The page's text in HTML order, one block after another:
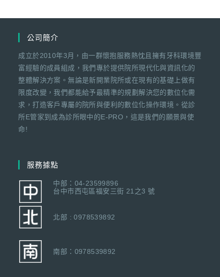
公司簡介
成立於2010年3月，由一群懷抱服務熱忱且擁有牙科環境豐
富經驗的成員組成，我們專於提供院所現代化與資訊化的
整體解決方案。無論是新開業院所或在現有的基礎上做有
限度改變，我們都能給予最精準的規劃解決您的數位化需
求，打造客戶專屬的院所與便利的數位化操作環境。從診
所E管家到成為診所眼中的E-PRO，這是我們的願景與使
命!
服務據點
中部：04-23599896
台中市西屯區福安三街 21之3 號
北部 : 0978539892
南部：0978539892